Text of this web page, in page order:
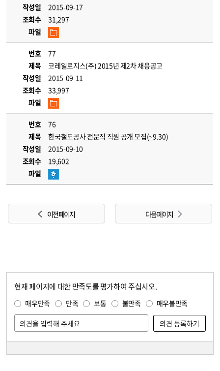
작성일
2015-09-17
조회수
31,297
파일
번호
77
제목
코레일로지스(주) 2015년 제2차 채용공고
작성일
2015-09-11
조회수
33,997
파일
번호
76
제목
한국철도공사 전문직 직원 공개 모집(~9.30)
작성일
2015-09-10
조회수
19,602
파일
이전 페이지 다음 페이지
현재 페이지에 대한 만족도를 평가하여 주십시오.
매우만족 만족 보통 불만족 매우불만족